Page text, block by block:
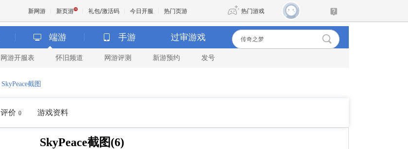
新网游 新页游 礼包/激活码 今日开服 热门页游 热门游戏
魔兽 DNF
端游 手游 过审游戏
网游开服表 怀旧频道 网游评测 新游预约 发号
SkyPeace截图
评价 0 游戏资料
SkyPeace截图(6)